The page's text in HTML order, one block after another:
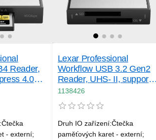
Reader,
4.0
- externí;
Lexar Professional
Workflow USB 3.2 Gen2
Reader, UHS- II, support
Dual slot SD
1138426
Druh IO zařízení:Čtečka
paměťových karet - externí;